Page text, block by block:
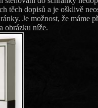
všech těch dopisů a je ošklivě
Je možnost, že máme
obrázku níže.